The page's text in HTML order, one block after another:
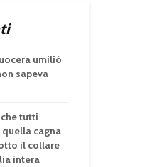
umiliò
sapeva
che tutti
cagna
il collare
intera